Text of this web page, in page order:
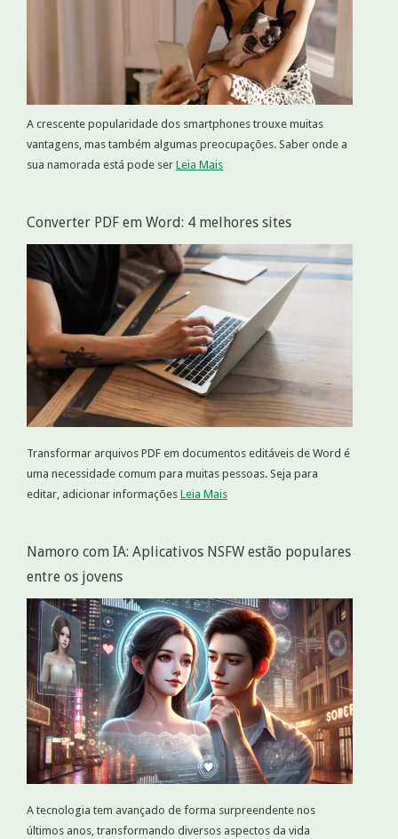
A crescente popularidade dos smartphones trouxe muitas
vantagens, mas também algumas preocupações. Saber onde a
sua namorada está pode ser Leia Mais
Converter PDF em Word: 4 melhores sites
Transformar arquivos PDF em documentos editáveis de Word é
uma necessidade comum para muitas pessoas. Seja para
editar, adicionar informações Leia Mais
Namoro com IA: Aplicativos NSFW estão populares
entre os jovens
A tecnologia tem avançado de forma surpreendente nos
últimos anos, transformando diversos aspectos da vida